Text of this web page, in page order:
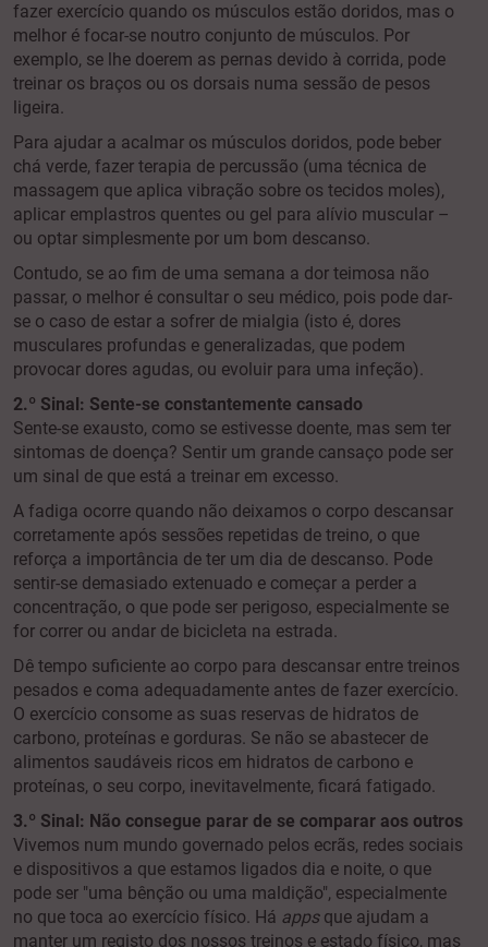
fazer exercício quando os músculos estão doridos, mas o
melhor é focar-se noutro conjunto de músculos. Por
exemplo, se lhe doerem as pernas devido à corrida, pode
treinar os braços ou os dorsais numa sessão de pesos
ligeira.
Para ajudar a acalmar os músculos doridos, pode beber
chá verde, fazer terapia de percussão (uma técnica de
massagem que aplica vibração sobre os tecidos moles),
aplicar emplastros quentes ou gel para alívio muscular –
ou optar simplesmente por um bom descanso.
Contudo, se ao fim de uma semana a dor teimosa não
passar, o melhor é consultar o seu médico, pois pode dar-
se o caso de estar a sofrer de mialgia (isto é, dores
musculares profundas e generalizadas, que podem
provocar dores agudas, ou evoluir para uma infeção).
2.º Sinal: Sente-se constantemente cansado
Sente-se exausto, como se estivesse doente, mas sem ter
sintomas de doença? Sentir um grande cansaço pode ser
um sinal de que está a treinar em excesso.
A fadiga ocorre quando não deixamos o corpo descansar
corretamente após sessões repetidas de treino, o que
reforça a importância de ter um dia de descanso. Pode
sentir-se demasiado extenuado e começar a perder a
concentração, o que pode ser perigoso, especialmente se
for correr ou andar de bicicleta na estrada.
Dê tempo suficiente ao corpo para descansar entre treinos
pesados e coma adequadamente antes de fazer exercício.
O exercício consome as suas reservas de hidratos de
carbono, proteínas e gorduras. Se não se abastecer de
alimentos saudáveis ricos em hidratos de carbono e
proteínas, o seu corpo, inevitavelmente, ficará fatigado.
3.º Sinal: Não consegue parar de se comparar aos outros
Vivemos num mundo governado pelos ecrãs, redes sociais
e dispositivos a que estamos ligados dia e noite, o que
pode ser "uma bênção ou uma maldição", especialmente
no que toca ao exercício físico. Há appsque ajudam a
manter um registo dos nossos treinos e estado físico, mas